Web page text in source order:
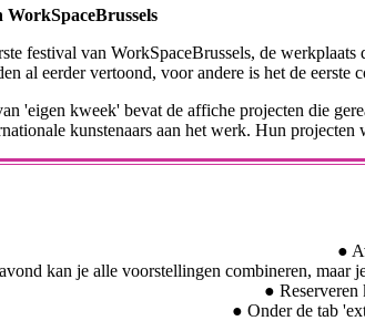
WorkSpaceBrussels
festival van WorkSpaceBrussels, de
al eerder vertoond, voor andere is het de eerste
'eigen kweek' bevat de affiche projecten die
kunstenaars aan het werk. Hun
●
kan je alle voorstellingen combineren, maar
●
● Onder de tab